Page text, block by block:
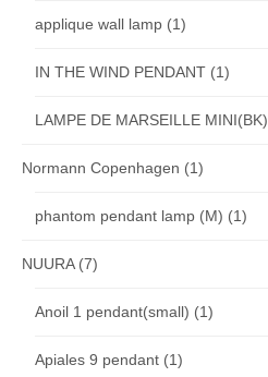
applique wall lamp (1)
IN THE WIND PENDANT (1)
LAMPE DE MARSEILLE MINI(BK)
Normann Copenhagen (1)
phantom pendant lamp (M) (1)
NUURA(7)
Anoil 1 pendant(small) (1)
Apiales 9 pendant (1)